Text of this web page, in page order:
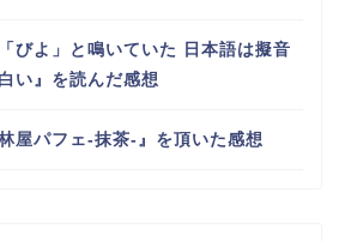
びよ」と鳴いていた 日本語は擬音
い』を読んだ感想
屋パフェ-抹茶-』を頂いた感想